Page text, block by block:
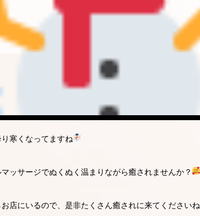
寒くなってますね
ッサージでぬくぬく温まりながら癒されませんか？
店にいるので、是非たくさん癒されに来てくださいね